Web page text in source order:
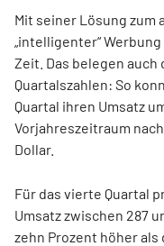
Mit seiner Lösung
„intelligenter“
Zeit. Das belegen
Quartalszahlen: So
Quartal ihren Umsatz
Vorjahreszeitraum
Dollar.
Für das vierte Quartal
Umsatz zwischen 287
zehn Prozent höher